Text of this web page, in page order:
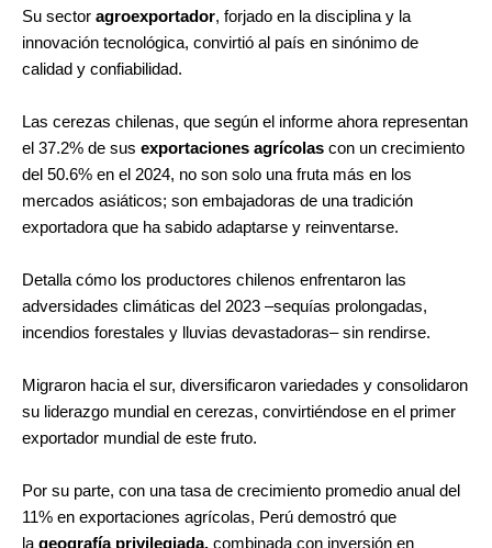
Su sector agroexportador, forjado en la disciplina y la
innovación tecnológica, convirtió al país en sinónimo de
calidad y confiabilidad.
Las cerezas chilenas, que según el informe ahora representan
el 37.2% de sus exportaciones agrícolas con un crecimiento
del 50.6% en el 2024, no son solo una fruta más en los
mercados asiáticos; son embajadoras de una tradición
exportadora que ha sabido adaptarse y reinventarse.
Detalla cómo los productores chilenos enfrentaron las
adversidades climáticas del 2023 –sequías prolongadas,
incendios forestales y lluvias devastadoras– sin rendirse.
Migraron hacia el sur, diversificaron variedades y consolidaron
su liderazgo mundial en cerezas, convirtiéndose en el primer
exportador mundial de este fruto.
Por su parte, con una tasa de crecimiento promedio anual del
11% en exportaciones agrícolas, Perú demostró que
la geografía privilegiada, combinada con inversión en